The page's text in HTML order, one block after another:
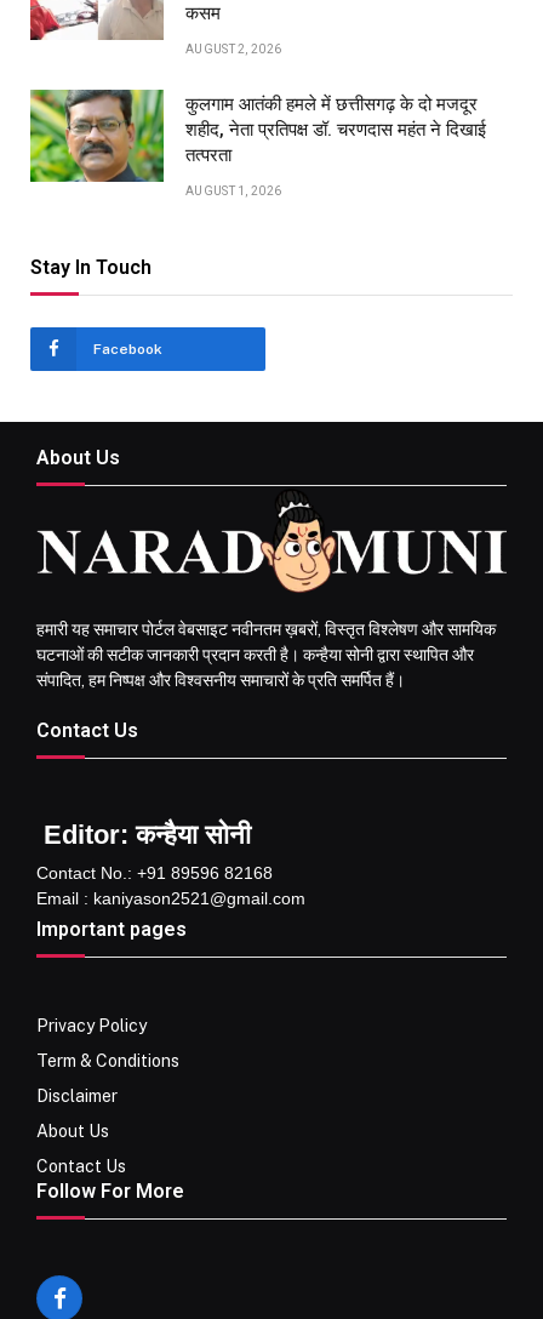
कसम
AUGUST 2, 2026
कुलगाम आतंकी हमले में छत्तीसगढ़ के दो मजदूर
शहीद, नेता प्रतिपक्ष डॉ. चरणदास महंत ने दिखाई
तत्परता
AUGUST 1, 2026
Stay In Touch
Facebook
About Us
हमारी यह समाचार पोर्टल वेबसाइट नवीनतम ख़बरों, विस्तृत विश्लेषण और सामयिक
घटनाओं की सटीक जानकारी प्रदान करती है। कन्हैया सोनी द्वारा स्थापित और
संपादित, हम निष्पक्ष और विश्वसनीय समाचारों के प्रति समर्पित हैं।
Contact Us
Editor: कन्हैया सोनी
Contact No.: +91 89596 82168
Email : kaniyason2521@gmail.com
Important pages
Privacy Policy
Term & Conditions
Disclaimer
About Us
Contact Us
Follow For More
Facebook